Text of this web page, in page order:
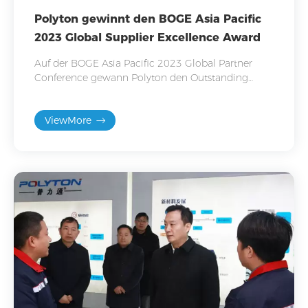
Polyton gewinnt den BOGE Asia Pacific
2023 Global Supplier Excellence Award
Auf der BOGE Asia Pacific 2023 Global Partner
Conference gewann Polyton den Outstanding
ViewMore